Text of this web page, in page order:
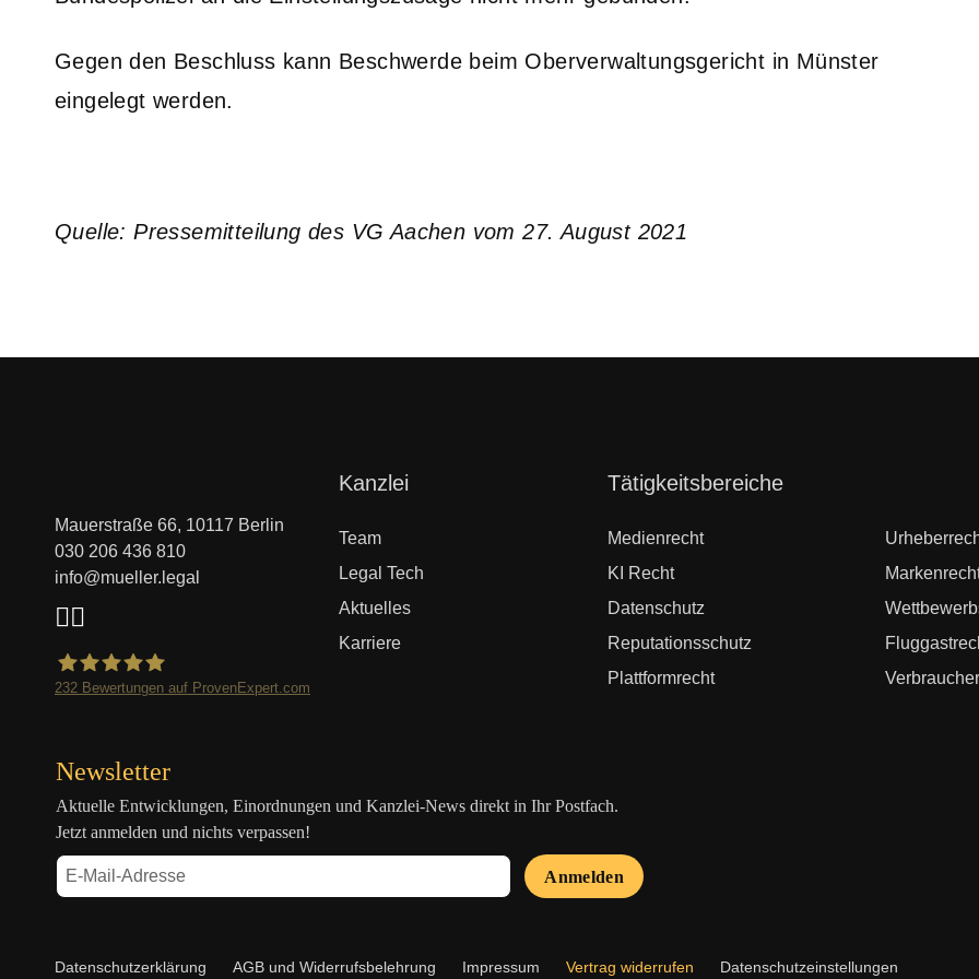
Gegen den Beschluss kann Beschwerde beim Oberverwaltungsgericht in Münster
eingelegt werden.
Quelle: Pressemitteilung des VG Aachen vom 27. August 2021
Mauerstraße 66, 10117 Berlin
030 206 436 810
info@mueller.legal
232 Bewertungen auf ProvenExpert.com
Navigation
Kanzlei
Team
Legal Tech
Aktuelles
Karriere
Navigation
Tätigkeitsbereiche
Medienrecht
KI Recht
Datenschutz
Reputationsschutz
Plattformrecht
Newsletter
Aktuelle Entwicklungen, Einordnungen und Kanzlei-News direkt in Ihr Postfach.
Jetzt anmelden und nichts verpassen!
Anmelden
Navigation
Datenschutzerklärung AGB und Widerrufsbelehrung Impressum Vertrag widerrufen Datenschutzeinstellungen